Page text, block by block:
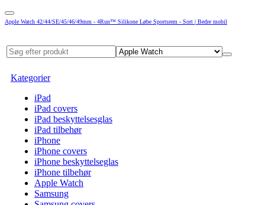
Apple Watch 42/44/SE/45/46/49mm - 4Run™ Silikone Løbe Sportsrem - Sort | Bedre mobil
Kategorier
iPad
iPad covers
iPad beskyttelsesglas
iPad tilbehør
iPhone
iPhone covers
iPhone beskyttelseglas
iPhone tilbehør
Apple Watch
Samsung